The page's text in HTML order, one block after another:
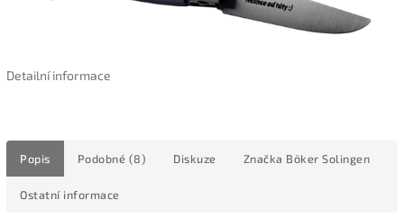
Detailní informace
Popis Podobné (8) Diskuze Značka Böker Solingen
Ostatní informace